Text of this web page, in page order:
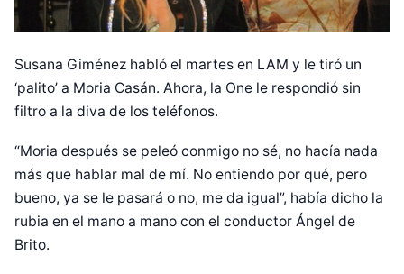
Susana Giménez habló el martes en LAM y le tiró un
‘palito’ a Moria Casán. Ahora, la One le respondió sin
filtro a la diva de los teléfonos.
“Moria después se peleó conmigo no sé, no hacía nada
más que hablar mal de mí. No entiendo por qué, pero
bueno, ya se le pasará o no, me da igual”, había dicho la
rubia en el mano a mano con el conductor Ángel de
Brito.